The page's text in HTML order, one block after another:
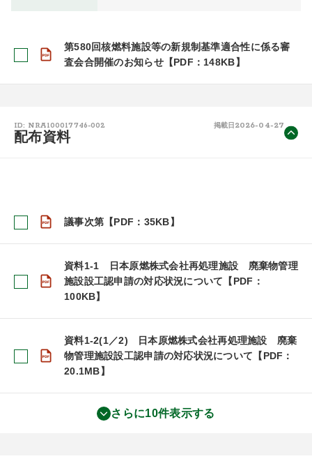
第580回核燃料施設等の新規制基準適合性に係る審
査会合開催のお知らせ【PDF：148KB】
ID: NRA100017746-002 掲載日 2026-04-27
配布資料
議事次第【PDF：35KB】
資料1-1 日本原燃株式会社再処理施設 廃棄物管理
施設設工認申請の対応状況について【PDF：
100KB】
資料1-2(1／2) 日本原燃株式会社再処理施設 廃棄
物管理施設設工認申請の対応状況について【PDF：
20.1MB】
さらに10件表示する